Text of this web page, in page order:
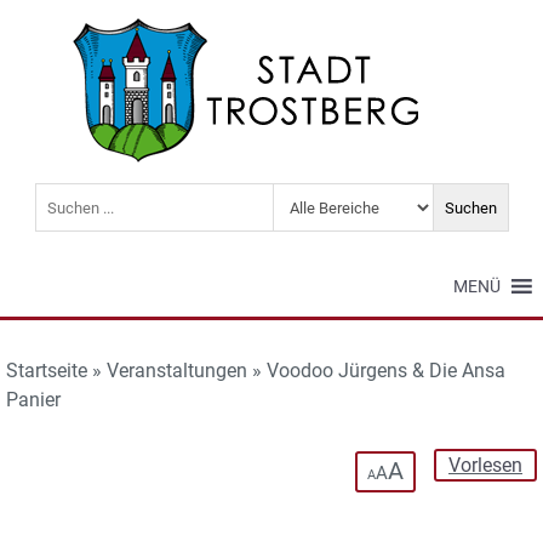
MENÜ
Startseite » Veranstaltungen » Voodoo Jürgens & Die Ansa
Panier
Vorlesen
AAA